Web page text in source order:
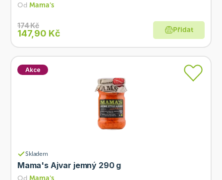
Od Mama's
174 Kč
147,90 Kč Přidat
Akce
Skladem
Mama's Ajvar jemný 290 g
Od Mama's